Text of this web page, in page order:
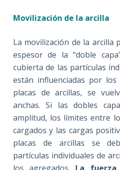
Movilización de la arcilla
La movilización de la arcilla
espesor de la “doble
cubierta de las partículas
están influenciadas por
placas de arcillas, se
anchas. Si las dobles
amplitud, los límites entre
cargados y las cargas
placas de arcillas se
partículas individuales de